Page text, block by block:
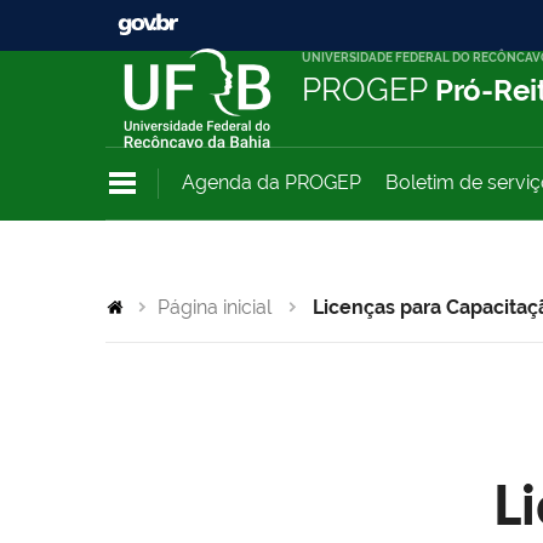
UNIVERSIDADE FEDERAL DO
PROGEP Pró-
Agenda da PROGEP Boletim de
Página inicial Licenças para